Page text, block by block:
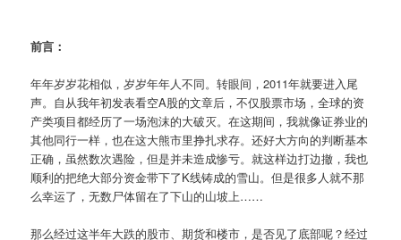
前言：
年年岁岁花相似，岁岁年年人不同。转眼间，2011年就要进入尾
声。自从我年初发表看空A股的文章后，不仅股票市场，全球的资
产类项目都经历了一场泡沫的大破灭。在这期间，我就像证券业的
其他同行一样，也在这大熊市里挣扎求存。还好大方向的判断基本
正确，虽然数次遇险，但是并未造成惨亏。就这样边打边撤，我也
顺利的把绝大部分资金带下了K线铸成的雪山。但是很多人就不那
么幸运了，无数尸体留在了下山的山坡上……
那么经过这半年大跌的股市、期货和楼市，是否见了底部呢？经过